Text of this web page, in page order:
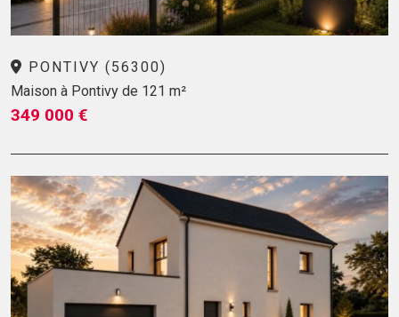
PONTIVY (56300)
Maison à Pontivy de 121 m²
349 000 €